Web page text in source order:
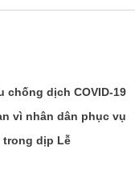
chống dịch COVID-19
vì nhân dân phục vụ
trong dịp Lễ